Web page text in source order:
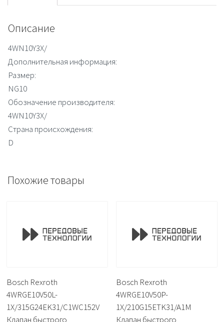
Описание
4WN10Y3X/
Дополнительная информация:
Размер:
NG10
Обозначение производителя:
4WN10Y3X/
Страна происхождения:
D
Похожие товары
Bosch Rexroth
4WRGE10V50L-
1X/315G24EK31/C1WC152V
Клапан быстрого
Bosch Rexroth
4WRGE10V50P-
1X/210G15ETK31/A1M
Клапан быстрого